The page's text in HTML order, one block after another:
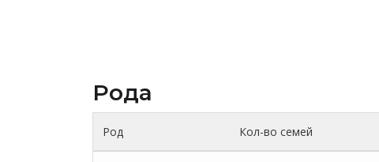
Рода
Род Кол-во семей